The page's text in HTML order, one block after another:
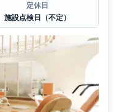
定休日
施設点検日（不定）